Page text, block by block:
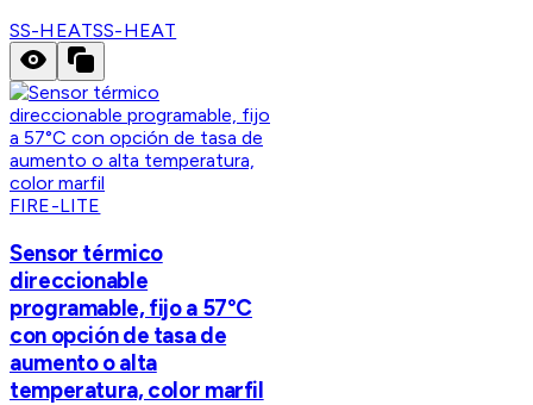
SS-HEATSS-HEAT
FIRE-LITE
Sensor térmico
direccionable
programable, fijo a 57°C
con opción de tasa de
aumento o alta
temperatura, color marfil